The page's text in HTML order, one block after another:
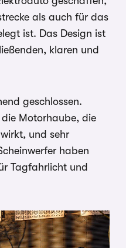
als auch für das
ist. Das Design ist
klaren und
geschlossen.
Motorhaube, die
und sehr
haben
Tagfahrlicht und